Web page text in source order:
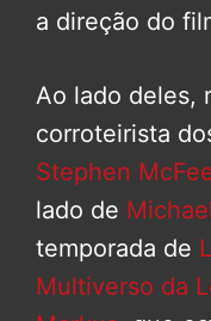
a direção do
Ao lado deles,
corroteirista
Stephen
lado de
temporada de
Multiverso da